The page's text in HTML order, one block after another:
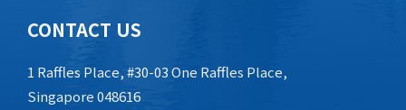
CONTACT US
1 Raffles Place, #30-03 One Raffles Place,
Singapore 048616